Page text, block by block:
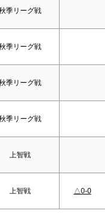
季リーグ戦
季リーグ戦
季リーグ戦
季リーグ戦
上智戦
上智戦 △0-0